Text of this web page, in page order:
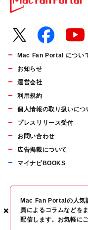
×
×
×
Mac Fan Portal につい
お知らせ
運営会社
利用規約
個人情報の取り扱いにつ
プレスリリース受付
お問い合わせ
広告掲載について
マイナビBOOKS
Mac Fan Portalの人気
員によるコラムなどを
配信します。お気軽に